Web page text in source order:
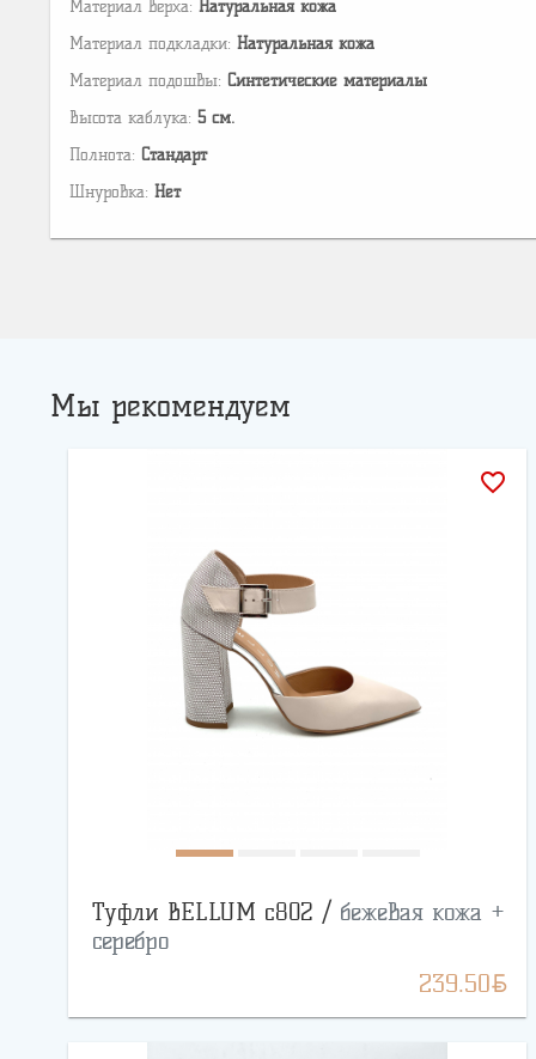
Материал верха: Натуральная кожа
Материал подкладки: Натуральная кожа
Материал подошвы: Cинтетические материалы
Высота каблука: 5 см.
Полнота: Стандарт
Шнуровка: Нет
Мы рекомендуем
favorite_border
Туфли BELLUM с802 / бежевая кожа +
серебро
239.50BYN